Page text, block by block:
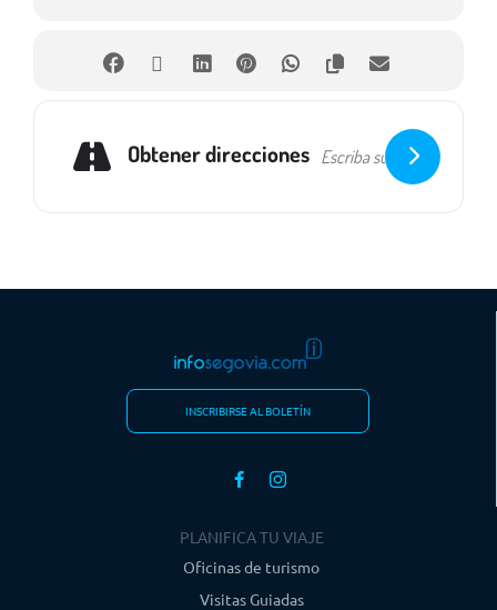
Obtener direcciones
INSCRIBIRSE AL BOLETÍN
PLANIFICA TU VIAJE
Oficinas de turismo
Visitas Guiadas